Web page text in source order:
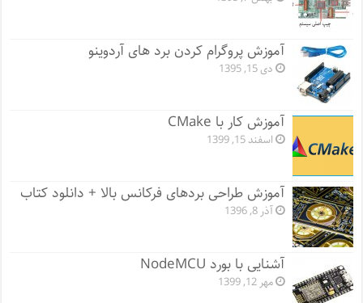
آموزش پروگرام کردن برد های آردوینو
دی 15, 1395
آموزش کار با CMake
اسفند 15, 1399
آموزش طراحی بردهای فرکانس بالا + دانلود کتاب
آذر 8, 1396
آشنایی با بورد NodeMCU
مهر 12, 1399